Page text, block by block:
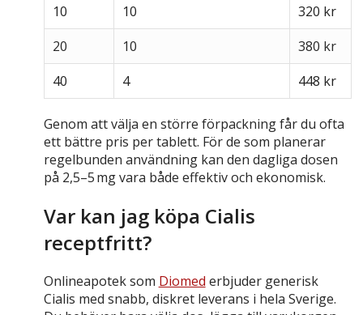
10
10
320 kr
20
10
380 kr
40
4 448 kr
Genom att välja en större förpackning får du ofta
ett bättre pris per tablett. För de som planerar
regelbunden användning kan den dagliga dosen
på 2,5–5 mg vara både effektiv och ekonomisk.
Var kan jag köpa Cialis
receptfritt?
Onlineapotek som Diomed erbjuder generisk
Cialis med snabb, diskret leverans i hela Sverige.